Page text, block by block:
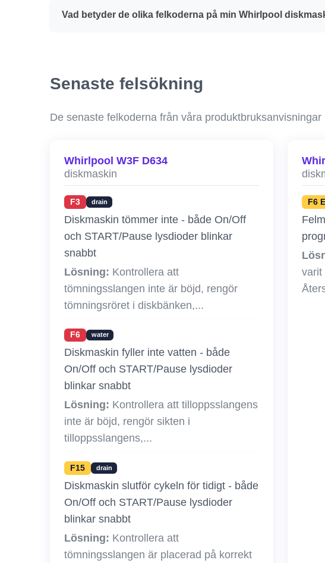
Vad betyder de olika felkoderna på min Whirlpool
Senaste felsökning
De senaste felkoderna från våra produktbruksanvisningar
Whirlpool W3F D634
diskmaskin
F3 drain
Diskmaskin tömmer inte - både On/Off
och START/Pause lysdioder blinkar
snabbt
Lösning: Kontrollera att
tömningsslangen inte är böjd, rengör
tömningsröret i diskbänken,...
F6 water
Diskmaskin fyller inte vatten - både
On/Off och START/Pause lysdioder
blinkar snabbt
Lösning: Kontrollera att tilloppsslangens
inte är böjd, rengör sikten i
tilloppsslangens,...
F15 drain
Diskmaskin slutför cykeln för tidigt - både
On/Off och START/Pause lysdioder
blinkar snabbt
Lösning: Kontrollera att
tömningsslangen är placerad på korrekt
F6
varit